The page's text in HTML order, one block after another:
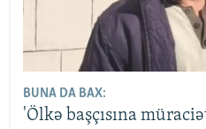
BUNA DA BAX:
'Ölkə başçısına